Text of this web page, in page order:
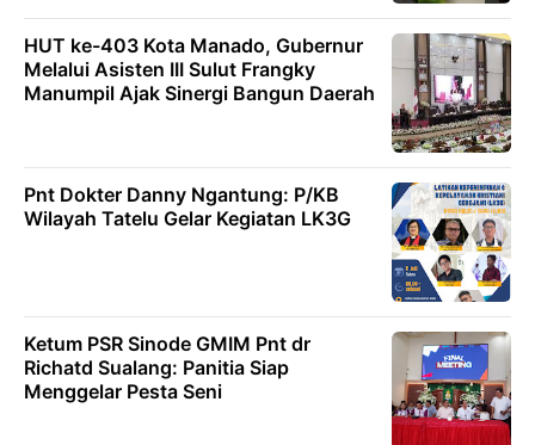
HUT ke-403 Kota Manado, Gubernur
Melalui Asisten III Sulut Frangky
Manumpil Ajak Sinergi Bangun Daerah
Pnt Dokter Danny Ngantung: P/KB
Wilayah Tatelu Gelar Kegiatan LK3G
Ketum PSR Sinode GMIM Pnt dr
Richatd Sualang: Panitia Siap
Menggelar Pesta Seni